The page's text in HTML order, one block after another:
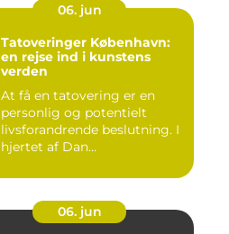
06. jun
Tatoveringer København:
en rejse ind i kunstens
verden
At få en tatovering er en
personlig og potentielt
livsforandrende beslutning. I
hjertet af Dan...
06. jun